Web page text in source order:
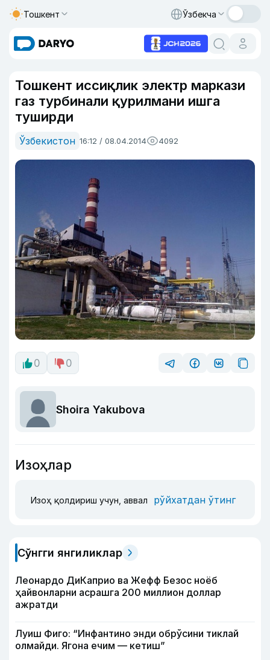
Тошкент Ўзбекча
Тошкент иссиқлик электр маркази
газ турбинали қурилмани ишга
туширди
Ўзбекистон 16:12 / 08.04.2014 4092
0 0
Shoira Yakubova
Изоҳлар
Изоҳ қолдириш учун, аввал рўйхатдан ўтинг
Сўнгги янгиликлар
Леонардо ДиКаприо ва Жефф Безос ноёб
ҳайвонларни асрашга 200 миллион доллар
ажратди
Луиш Фиго: “Инфантино энди обрўсини тиклай
олмайди. Ягона ечим — кетиш”